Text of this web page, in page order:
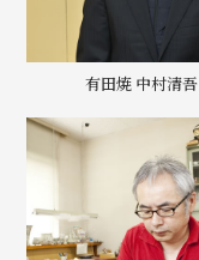
有田焼 中村清吾